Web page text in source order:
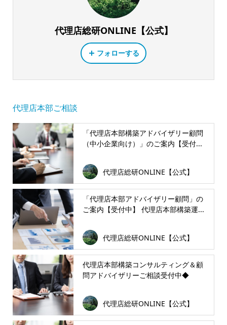
代理店総研ONLINE【公式】
フォローする
代理店本部ご相談
「代理店本部構築アドバイザリー顧問
（中小企業向け）」のご案内【受付...
代理店総研ONLINE【公式】
「代理店本部アドバイザリー顧問」の
ご案内【受付中】 代理店本部構築運...
代理店総研ONLINE【公式】
代理店本部構築コンサルティング＆顧
問アドバイザリーご相談受付中◆
代理店総研ONLINE【公式】